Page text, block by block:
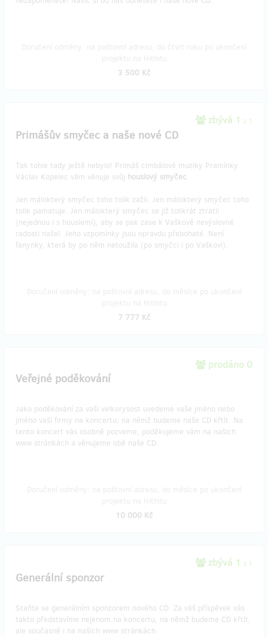
3 500 Kč
zbývá 1 z 1
Primášův smyčec a naše nové CD
Tak tohle tady ještě nebylo! Primáš cimbálové muziky Pramínky
Václav Kopelec vám věnuje svůj houslový smyčec.
Jen málokterý smyčec toho tolik zažil. Jen málokterý smyčec toho
tolik pamatuje. Jen málokterý smyčec se již tolikrát ztratil
(nejednou i s houslemi), aby se pak zase k Vaškově nevýslovné
radosti našel. Jeho vzpomínky jsou opravdu přebohaté. Není
fanynky, která by po něm netoužila (po smyčci i po Vaškovi).
7 777 Kč
prodáno 0
Veřejné poděkování
Jako poděkování za vaši velkorysost uvedeme vaše jméno nebo
jméno vaší firmy na koncertu, na němž budeme naše CD křtít. Na
tento koncert vás osobně pozveme, poděkujeme vám na našich
www stránkách a věnujeme obě naše CD.
10 000 Kč
zbývá 1 z 1
Generální sponzor
Staňte se generálním sponzorem nového CD. Za váš příspěvek vás
takto představíme nejenom na koncertu, na němž budeme CD křtít,
ale současně i na našich www stránkách.